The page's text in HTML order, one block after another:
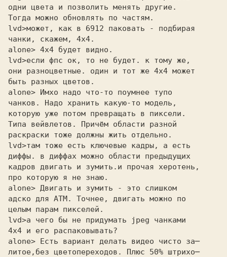
одни цвета и позволить менять другие.
Тогда можно обновлять по частям.
lvd>
чанки, скажем, 4х4.
alone> 4х4 будет видно.
lvd>
они разноцветные. один и тот же 4х4 может
быть разных цветов.
alone> Имхо надо что-то поумнее тупо
чанков. Надо хранить какую-то модель,
которую уже потом превращать в пиксели.
Типа вейвлетов. Причём области разной
раскраски тоже должны жить отдельно.
lvd>
диффы. в диффах можно области предыдущих
кадров двигать и зумить.и прочая херотень,
про которую я не знаю.
alone> Двигать и зумить - это слишком
адско для АТМ. Точнее, двигать можно по
целым парам пикселей.
lvd>
4х4 и его распаковывать?
alone> Есть вариант делать видео чисто за─
литое,без цветопереходов. Плюс 50% штрихо─